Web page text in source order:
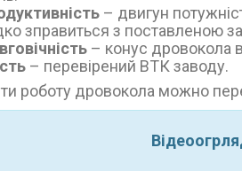
– двигун
зправиться з поставленою
– конус дровокола
– перевірений ВТК заводу.
роботу дровокола можно